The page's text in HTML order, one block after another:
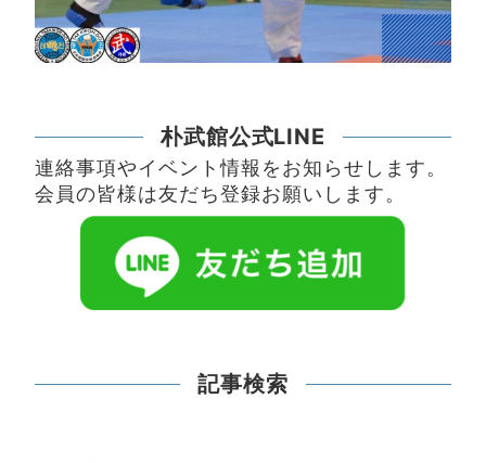
朴武館公式LINE
連絡事項やイベント情報をお知らせします。
会員の皆様は友だち登録お願いします。
記事検索